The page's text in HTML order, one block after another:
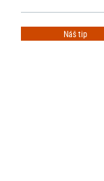
Náš tip